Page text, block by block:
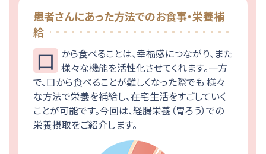
患者さんにあった方法でのお食事・栄養補
給
口から食べることは、幸福感につながり、また 様々な機能を活性化させてくれます。一方
で、口から食べることが難しくなった際でも 様々
な方法で栄養を補給し、在宅生活をすごしていく
ことが可能です。今回は、経腸栄養（胃ろう）での
栄養摂取をご紹介します。